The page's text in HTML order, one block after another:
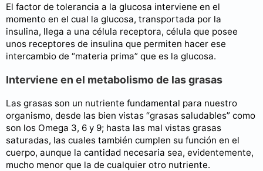
El factor de tolerancia a la glucosa interviene en el
momento en el cual la glucosa, transportada por la
insulina, llega a una célula receptora, célula que posee
unos receptores de insulina que permiten hacer ese
intercambio de “materia prima” que es la glucosa.
Interviene en el metabolismo de las grasas
Las grasas son un nutriente fundamental para nuestro
organismo, desde las bien vistas “grasas saludables” como
son los Omega 3, 6 y 9; hasta las mal vistas grasas
saturadas, las cuales también cumplen su función en el
cuerpo, aunque la cantidad necesaria sea, evidentemente,
mucho menor que la de cualquier otro nutriente.